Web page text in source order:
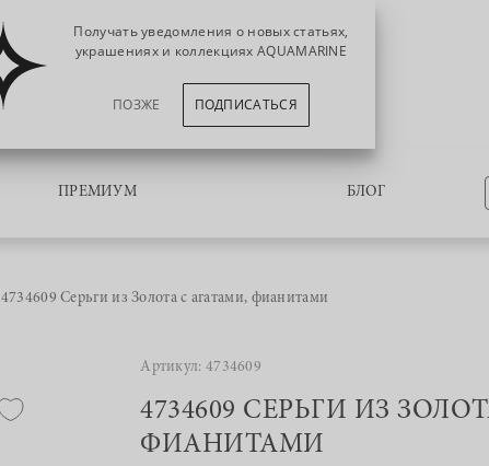
ПРЕМИУМ БЛОГ
4734609 Серьги из Золота с агатами, фианитами
Артикул: 4734609
4734609 СЕРЬГИ ИЗ
ФИАНИТАМИ
Получать уведомления о новых статьях,
украшениях и коллекциях AQUAMARINE
ПОЗЖЕ ПОДПИСАТЬСЯ